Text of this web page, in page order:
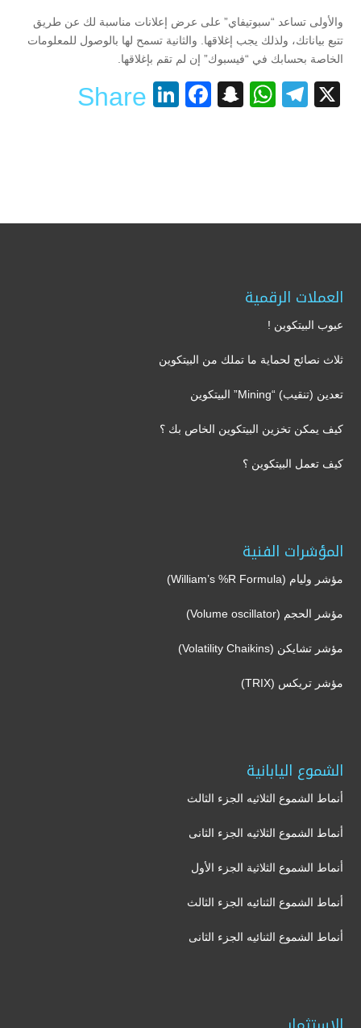
والأولى تساعد “سبوتيفاي” على عرض إعلانات مناسبة لك عن طريق
تتبع بياناتك، ولذلك يجب إغلاقها. والثانية تسمح لها بالوصول للمعلومات
الخاصة بحسابك في “فيسبوك” إن لم تقم بإغلاقها.
X
Telegram
WhatsApp
Snapchat
Facebook
LinkedIn
Share
العملات الرقمية
عيوب البيتكوين !
ثلاث نصائح لحماية ما تملك من البيتكوين
تعدين (تنقيب) “Mining” البيتكوين
كيف يمكن تخزين البيتكوين الخاص بك ؟
كيف تعمل البيتكوين ؟
المؤشرات الفنية
مؤشر وليام (William’s %R Formula)
مؤشر الحجم (Volume oscillator)
مؤشر تشايكن (Volatility Chaikins)
مؤشر تريكس (TRIX)
الشموع اليابانية
أنماط الشموع الثلاثيه الجزء الثالث
أنماط الشموع الثلاثيه الجزء الثانى
أنماط الشموع الثلاثية الجزء الأول
أنماط الشموع الثنائيه الجزء الثالث
أنماط الشموع الثنائيه الجزء الثانى